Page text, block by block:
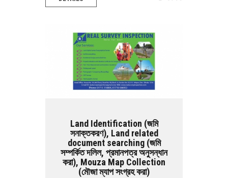
Land Identification (জমি
সনাক্তকরণ), Land related
document searching (জমি
সম্পর্কিত দলিল, প্রমানপত্র অনুসন্ধান
করা), Mouza Map Collection
(মৌজা ম্যাপ সংগ্রহ করা)